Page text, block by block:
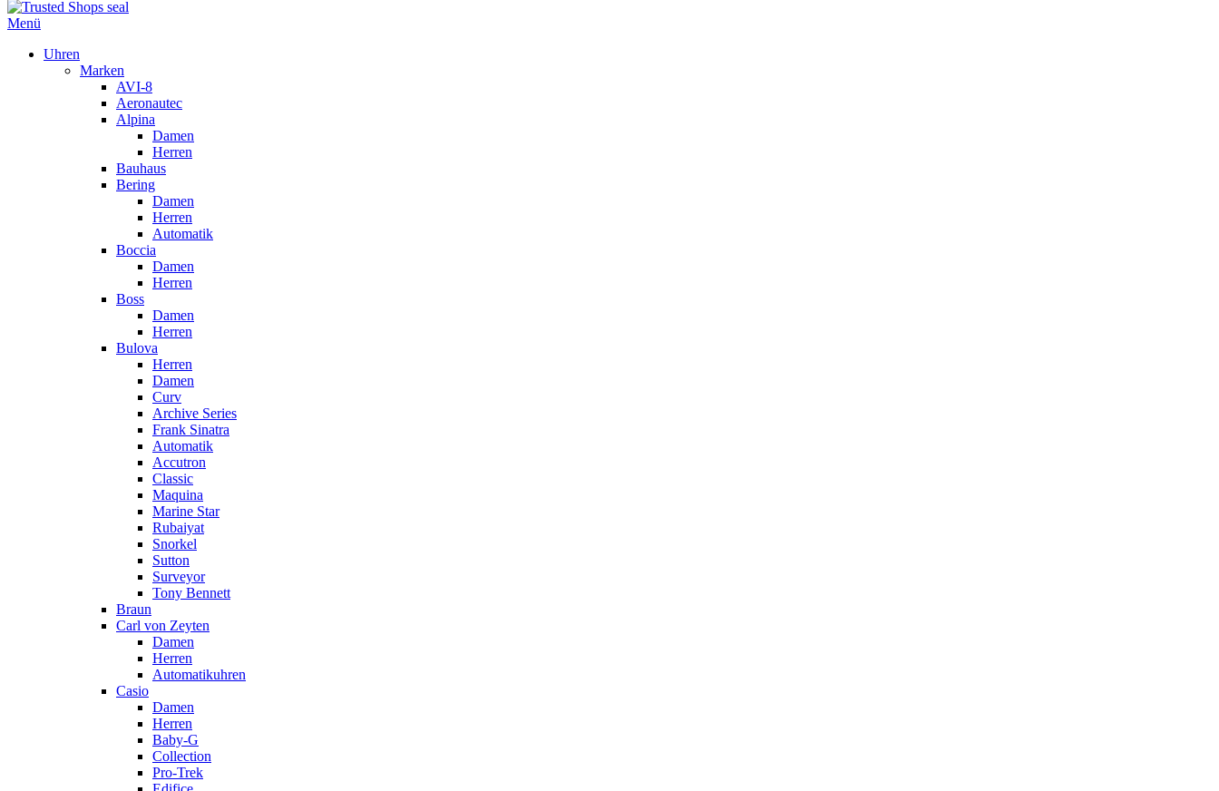
Menü
Uhren
Marken
AVI-8
Aeronautec
Alpina
Damen
Herren
Bauhaus
Bering
Damen
Herren
Automatik
Boccia
Damen
Herren
Boss
Damen
Herren
Bulova
Herren
Damen
Curv
Archive Series
Frank Sinatra
Automatik
Accutron
Classic
Maquina
Marine Star
Rubaiyat
Snorkel
Sutton
Surveyor
Tony Bennett
Braun
Carl von Zeyten
Damen
Herren
Automatikuhren
Casio
Damen
Herren
Baby-G
Collection
Pro-Trek